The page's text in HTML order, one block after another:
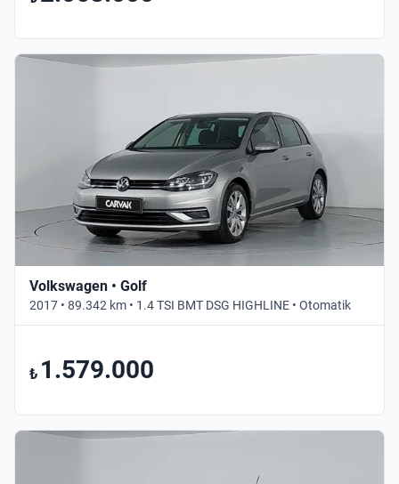
Volkswagen • Golf
2017 • 89.342 km • 1.4 TSI BMT DSG HIGHLINE • Otomatik
₺ 1.579.000